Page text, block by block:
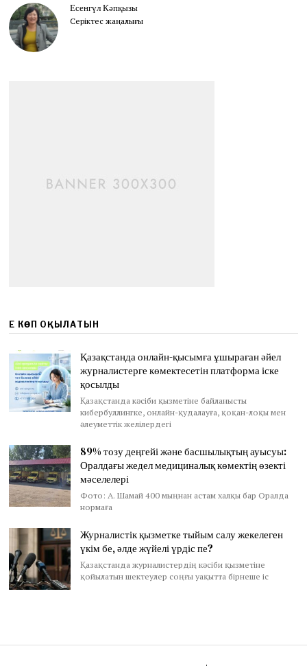
Есенгүл Кәпқызы
Серіктес жаңалығы
ЕҢ КӨП ОҚЫЛАТЫН
Қазақстанда онлайн-қысымға ұшыраған әйел
журналистерге көмектесетін платформа іске
қосылды
Қазақстанда кәсіби қызметіне байланысты
кибербуллингке, онлайн-қудалауға, қоқан-лоқы мен
әлеуметтік желілердегі
89% тозу деңгейі және басшылықтың ауысуы:
Оралдағы жедел медициналық көмектің өзекті
мәселелері
Фото: А. Шамай 400 мыңнан астам халқы бар Оралда
нормаға
Журналистік қызметке тыйым салу жекелеген
үкім бе, әлде жүйелі үрдіс пе?
Қазақстанда журналистердің кәсіби қызметіне
қойылатын шектеулер соңғы уақытта бірнеше іс